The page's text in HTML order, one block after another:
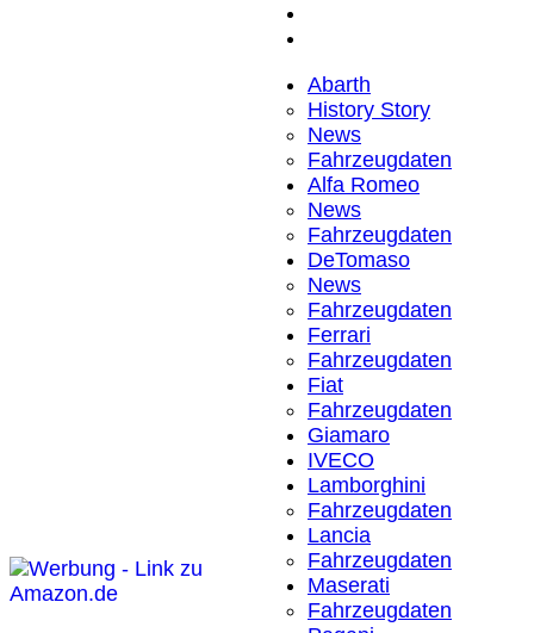
Abarth
History Story
News
Fahrzeugdaten
Alfa Romeo
News
Fahrzeugdaten
DeTomaso
News
Fahrzeugdaten
Ferrari
Fahrzeugdaten
Fiat
Fahrzeugdaten
Giamaro
IVECO
Lamborghini
Fahrzeugdaten
Lancia
Fahrzeugdaten
Maserati
Fahrzeugdaten